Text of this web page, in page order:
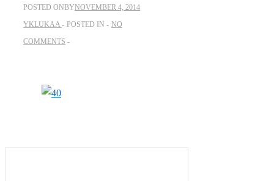
POSTED ONBYNOVEMBER 4, 2014
YKLUKAA
POSTED IN
NO
COMMENTS